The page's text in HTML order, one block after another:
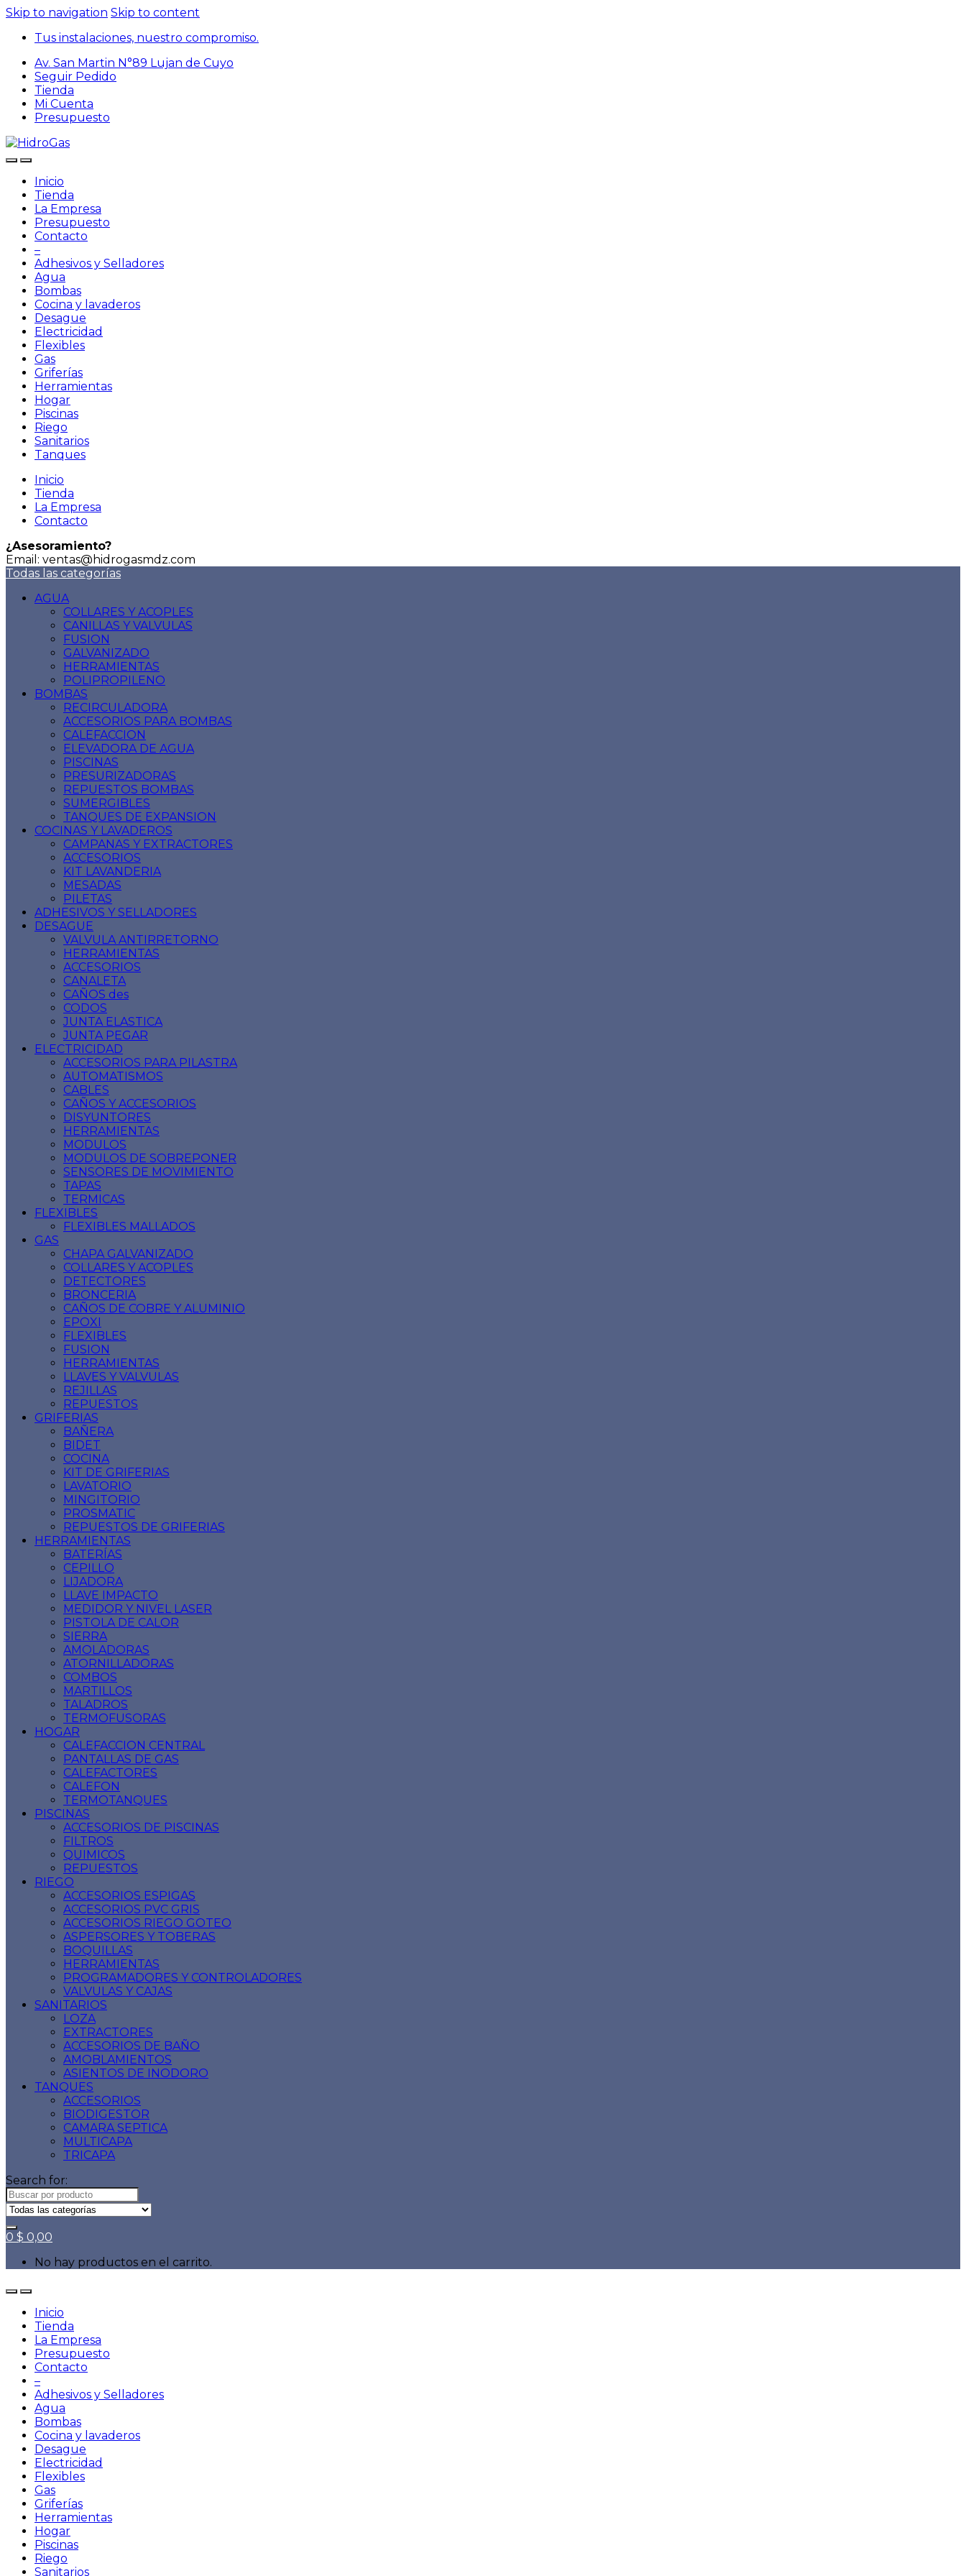
Skip to navigation Skip to content
Tus instalaciones, nuestro compromiso.
Av. San Martin N°89 Lujan de Cuyo
Seguir Pedido
Tienda
Mi Cuenta
Presupuesto
Inicio
Tienda
La Empresa
Presupuesto
Contacto
–
Adhesivos y Selladores
Agua
Bombas
Cocina y lavaderos
Desague
Electricidad
Flexibles
Gas
Griferías
Herramientas
Hogar
Piscinas
Riego
Sanitarios
Tanques
Inicio
Tienda
La Empresa
Contacto
¿Asesoramiento?
Email: ventas@hidrogasmdz.com
Todas las categorías
AGUA
COLLARES Y ACOPLES
CANILLAS Y VALVULAS
FUSION
GALVANIZADO
HERRAMIENTAS
POLIPROPILENO
BOMBAS
RECIRCULADORA
ACCESORIOS PARA BOMBAS
CALEFACCION
ELEVADORA DE AGUA
PISCINAS
PRESURIZADORAS
REPUESTOS BOMBAS
SUMERGIBLES
TANQUES DE EXPANSION
COCINAS Y LAVADEROS
CAMPANAS Y EXTRACTORES
ACCESORIOS
KIT LAVANDERIA
MESADAS
PILETAS
ADHESIVOS Y SELLADORES
DESAGUE
VALVULA ANTIRRETORNO
HERRAMIENTAS
ACCESORIOS
CANALETA
CAÑOS des
CODOS
JUNTA ELASTICA
JUNTA PEGAR
ELECTRICIDAD
ACCESORIOS PARA PILASTRA
AUTOMATISMOS
CABLES
CAÑOS Y ACCESORIOS
DISYUNTORES
HERRAMIENTAS
MODULOS
MODULOS DE SOBREPONER
SENSORES DE MOVIMIENTO
TAPAS
TERMICAS
FLEXIBLES
FLEXIBLES MALLADOS
GAS
CHAPA GALVANIZADO
COLLARES Y ACOPLES
DETECTORES
BRONCERIA
CAÑOS DE COBRE Y ALUMINIO
EPOXI
FLEXIBLES
FUSION
HERRAMIENTAS
LLAVES Y VALVULAS
REJILLAS
REPUESTOS
GRIFERIAS
BAÑERA
BIDET
COCINA
KIT DE GRIFERIAS
LAVATORIO
MINGITORIO
PROSMATIC
REPUESTOS DE GRIFERIAS
HERRAMIENTAS
BATERÍAS
CEPILLO
LIJADORA
LLAVE IMPACTO
MEDIDOR Y NIVEL LASER
PISTOLA DE CALOR
SIERRA
AMOLADORAS
ATORNILLADORAS
COMBOS
MARTILLOS
TALADROS
TERMOFUSORAS
HOGAR
CALEFACCION CENTRAL
PANTALLAS DE GAS
CALEFACTORES
CALEFON
TERMOTANQUES
PISCINAS
ACCESORIOS DE PISCINAS
FILTROS
QUIMICOS
REPUESTOS
RIEGO
ACCESORIOS ESPIGAS
ACCESORIOS PVC GRIS
ACCESORIOS RIEGO GOTEO
ASPERSORES Y TOBERAS
BOQUILLAS
HERRAMIENTAS
PROGRAMADORES Y CONTROLADORES
VALVULAS Y CAJAS
SANITARIOS
LOZA
EXTRACTORES
ACCESORIOS DE BAÑO
AMOBLAMIENTOS
ASIENTOS DE INODORO
TANQUES
ACCESORIOS
BIODIGESTOR
CAMARA SEPTICA
MULTICAPA
TRICAPA
Search for:
0 $ 0,00
No hay productos en el carrito.
Inicio
Tienda
La Empresa
Presupuesto
Contacto
–
Adhesivos y Selladores
Agua
Bombas
Cocina y lavaderos
Desague
Electricidad
Flexibles
Gas
Griferías
Herramientas
Hogar
Piscinas
Riego
Sanitarios